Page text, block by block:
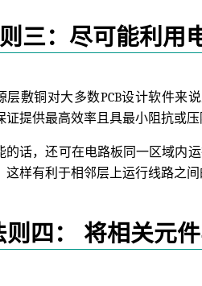
三：尽可能利用
层敷铜对大多数PCB设计软件来
证提供最高效率且具最小阻抗或
的话，还可在电路板同一区域内
这样有利于相邻层上运行线路之间
则四： 将相关元